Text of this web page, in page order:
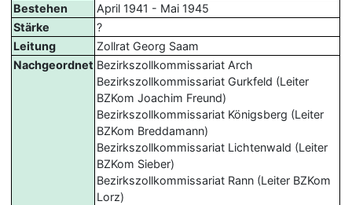
Bestehen
April 1941 - Mai 1945
Stärke
?
Leitung
Zollrat Georg Saam
Nachgeordnet Bezirkszollkommissariat Arch
Bezirkszollkommissariat Gurkfeld (Leiter
BZKom Joachim Freund)
Bezirkszollkommissariat Königsberg (Leiter
BZKom Breddamann)
Bezirkszollkommissariat Lichtenwald (Leiter
BZKom Sieber)
Bezirkszollkommissariat Rann (Leiter BZKom
Lorz)